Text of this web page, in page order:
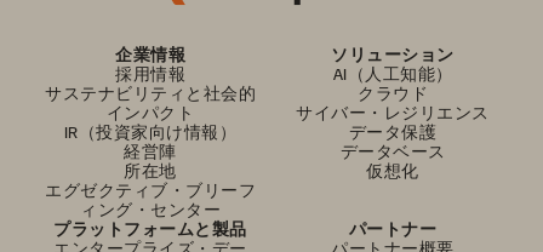
企業情報
採用情報
サステナビリティと社会的
インパクト
IR（投資家向け情報）
経営陣
所在地
エグゼクティブ・ブリーフ
ィング・センター
ソリューション
AI（人工知能）
クラウド
サイバー・レジリエンス
データ保護
データベース
仮想化
プラットフォームと製品
エンタープライズ・デー
パートナー
パートナー概要